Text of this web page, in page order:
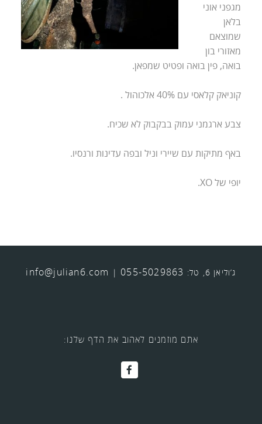
מגפני אוני
בלאן
שמוצאם
מאזורי בון
בואה, פין בואה ופטיט שמפאן.
קוניאק קלאסי עם 40% אלכוהול .
צבע ארגמני עמוק בבקבוק לא שכיח.
באף מתיקות עם שיירי וניל ובפה עדינות ורנסיו.
יופי של XO.
ג’וליאן 6, טל: 055-5029863
|
info@julian6.com
אתם מוזמנים לאהוב את הדף שלנו: